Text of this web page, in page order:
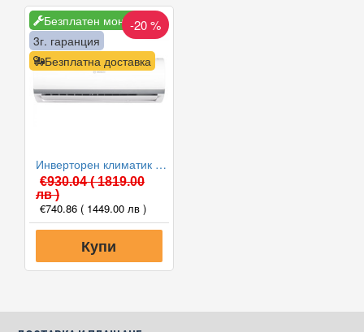
Безплатен монтаж
Безплатна доставка
3г. гаранция
-20 %
Инверторен климатик Bosch CL2000U W 35 E/CL2000 35 E Climate 2000, 12000 BTU, Клас A++
€930.04( 1819.00
лв )
€740.86 ( 1449.00 лв )
Купи